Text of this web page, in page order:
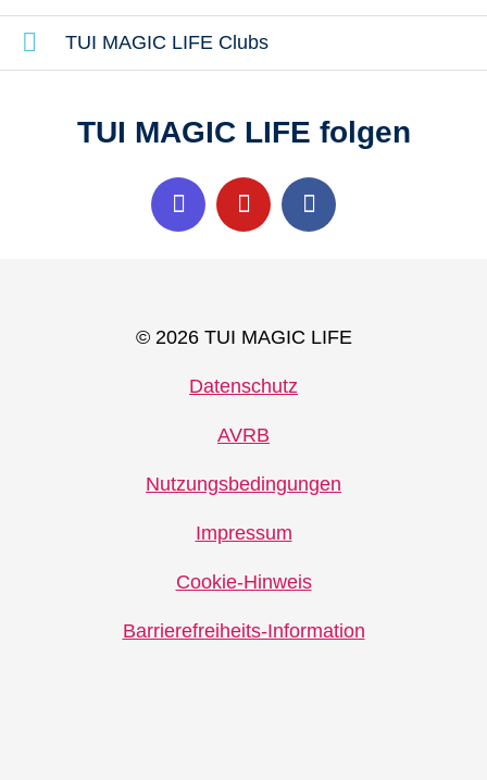
TUI MAGIC LIFE Clubs
TUI MAGIC LIFE folgen
© 2026 TUI MAGIC LIFE
Datenschutz
AVRB
Nutzungsbedingungen
Impressum
Cookie-Hinweis
Barrierefreiheits-Information